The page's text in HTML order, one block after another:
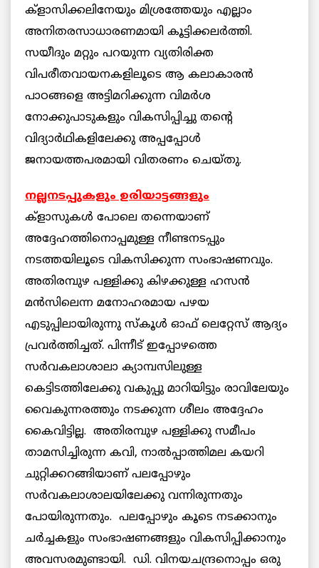
ക്ളാസിക്കലിനേയും മിശ്രത്തേയും എല്ലാം
അനിതരസാധാരണമായി കൂട്ടിക്കലര്‍ത്തി.
സയീദും മറ്റും പറയുന്ന വ്യതിരിക്ത
വിപരീതവായനകളിലൂടെ ആ കലാകാരന്‍
പാഠങ്ങളെ അട്ടിമറിക്കുന്ന വിമര്‍ശ
നോക്കുപാടുകളും വികസിപ്പിച്ചു തന്റെ
വിദ്യാര്‍ഥികളിലേക്കു അപ്പപ്പോള്‍
ജനായത്തപരമായി വിതരണം ചെയ്തു.
നല്ലനടപ്പുകളും ഉരിയാട്ടങ്ങളും
ക്ളാസുകള്‍ പോലെ തന്നെയാണ്
അദ്ദേഹത്തിനൊപ്പമുള്ള നീണ്ടനടപ്പും
നടത്തയിലൂടെ വികസിക്കുന്ന സംഭാഷണവും.
അതിരമ്പുഴ പള്ളിക്കു കിഴക്കുള്ള ഹസന്‍
മന്‍സിലെന്ന മനോഹരമായ പഴയ
എടുപ്പിലായിരുന്നു സ്കൂള്‍ ഓഫ് ലെറ്റേസ് ആദ്യം
പ്രവര്‍ത്തിച്ചത്. പിന്നീട് ഇപ്പോഴത്തെ
സര്‍വകലാശാലാ ക്യാമ്പസിലുള്ള
കെട്ടിടത്തിലേക്കു വകുപ്പു മാറിയിട്ടും രാവിലേയും
വൈകുന്നരത്തും നടക്കുന്ന ശീലം അദ്ദേഹം
കൈവിട്ടില്ല. അതിരമ്പുഴ പള്ളിക്കു സമീപം
താമസിച്ചിരുന്ന കവി, നാല്‍പ്പാത്തിമല കയറി
ചുറ്റിക്കറങ്ങിയാണ് പലപ്പോഴും
സര്‍വകലാശാലയിലേക്കു വന്നിരുന്നതും
പോയിരുന്നതും. പലപ്പോഴും കൂടെ നടക്കാനും
ചര്‍ച്ചകളും സംഭാഷണങ്ങളും വികസിപ്പിക്കാനും
അവസരമുണ്ടായി. ഡി. വിനയചന്ദ്രനൊപ്പം ഒരു